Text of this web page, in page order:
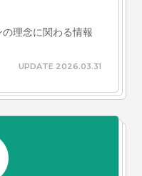
理念に関わる情報
UPDATE 2026.03.31